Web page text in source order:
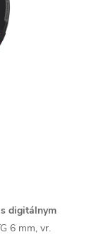
s digitálnym
6 mm, vr.